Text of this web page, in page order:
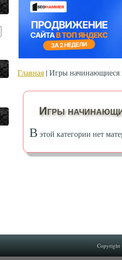
Главная | Игры начинающиеся
Игры
В этой категории нет